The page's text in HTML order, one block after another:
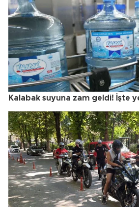
Kalabak suyuna zam geldi! İşte